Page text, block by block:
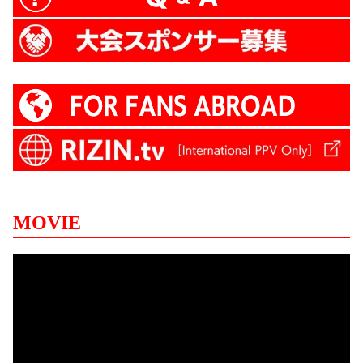
MOVIE